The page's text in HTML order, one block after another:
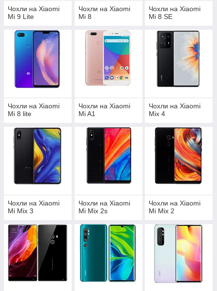
Чохли на Xiaomi
Mi 9 Lite
Чохли на Xiaomi
Mi 8
Чохли на Xiaomi
Mi 8 SE
Чохли на Xiaomi
Mi 8 lite
Чохли на Xiaomi
Mi A1
Чохли на Xiaomi
Mix 4
Чохли на Xiaomi
Mi Mix 3
Чохли на Xiaomi
Mi Mix 2s
Чохли на Xiaomi
Mi Mix 2